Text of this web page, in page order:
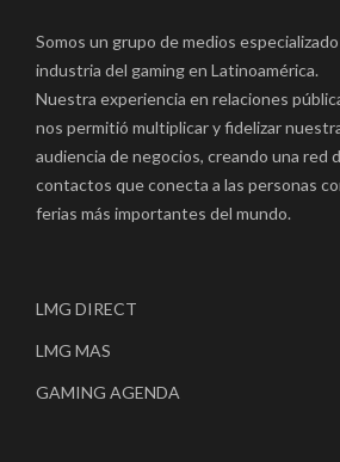
Somos un grupo de medios
industria del gaming en Latinoamérica.
Nuestra experiencia en relaciones
nos permitió multiplicar y fidelizar
audiencia de negocios, creando una red
contactos que conecta a las personas
ferias más importantes del mundo.
LMG DIRECT
LMG MAS
GAMING AGENDA